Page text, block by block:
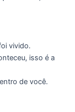
vivido.
isso é a
de você.